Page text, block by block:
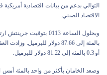
التوالي بدعم من بيانات اقتصادية
الاقتصاد الصيني.
أو 0.3 بالمئة إلى 81.22 دولار للبرميل.
وصعد الخامان بأكثر من واحد بالمئة